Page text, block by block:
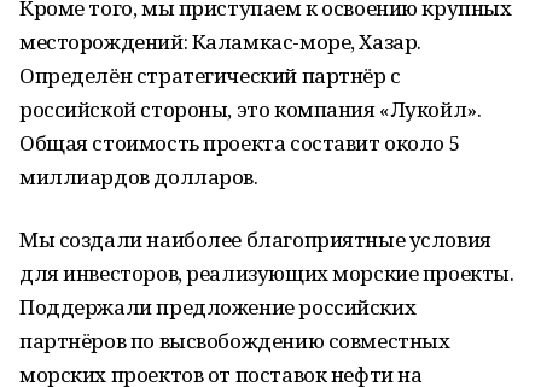
Кроме того, мы приступаем к освоению крупных
месторождений: Каламкас-море, Хазар.
Определён стратегический партнёр с
российской стороны, это компания «Лукойл».
Общая стоимость проекта составит около 5
миллиардов долларов.
Мы создали наиболее благоприятные условия
для инвесторов, реализующих морские проекты.
Поддержали предложение российских
партнёров по высвобождению совместных
морских проектов от поставок нефти на